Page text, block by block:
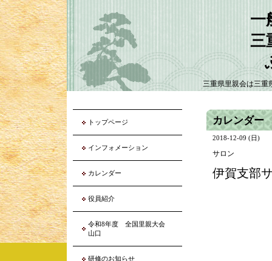
一
三
三重県里親会は三重
カレンダー
2018-12-09 (日)
サロン
伊賀支部
トップページ
インフォメーション
カレンダー
役員紹介
令和8年度 全国里親大会
山口
研修のお知らせ